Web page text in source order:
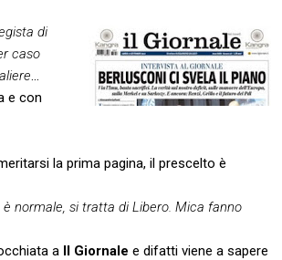
di
caso
…
e con
la prima pagina, il prescelto è
è normale, si tratta di Libero. Mica fanno
a Il Giornale e difatti viene a sapere